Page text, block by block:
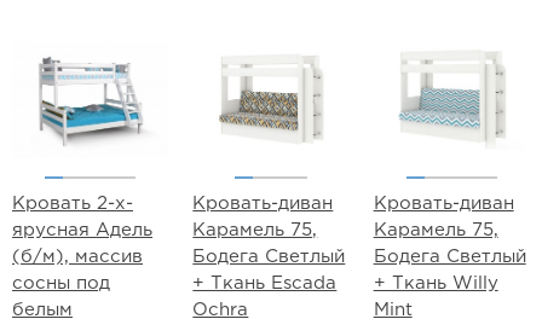
Кровать 2-х-
ярусная Адель
(б/м), массив
сосны под
белым
Кровать-диван
Карамель 75,
Бодега Светлый
+ Ткань Escada
Ochra
Кровать-диван
Карамель 75,
Бодега Светлый
+ Ткань Willy
Mint